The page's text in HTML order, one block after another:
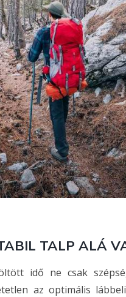
TALP ALÁ
idő ne csak
az optimális